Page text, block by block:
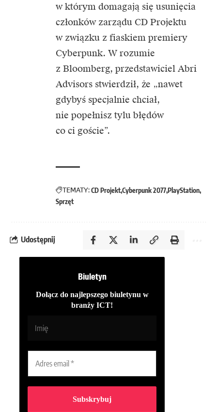
w którym domagają się usunięcia
członków zarządu CD Projektu
w związku z fiaskiem premiery
Cyberpunk. W rozumie
z Bloomberg, przedstawiciel Abri
Advisors stwierdził, że „nawet
gdybyś specjalnie chciał,
nie popełnisz tylu błędów
co ci goście”.
TEMATY:CD ProjektCyberpunk 2077PlayStation
Sprzęt
Udostępnij
Biuletyn
Dołącz do najlepszego biuletynu w
branży ICT!